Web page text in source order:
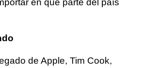
en qué parte del país
de Apple, Tim Cook,